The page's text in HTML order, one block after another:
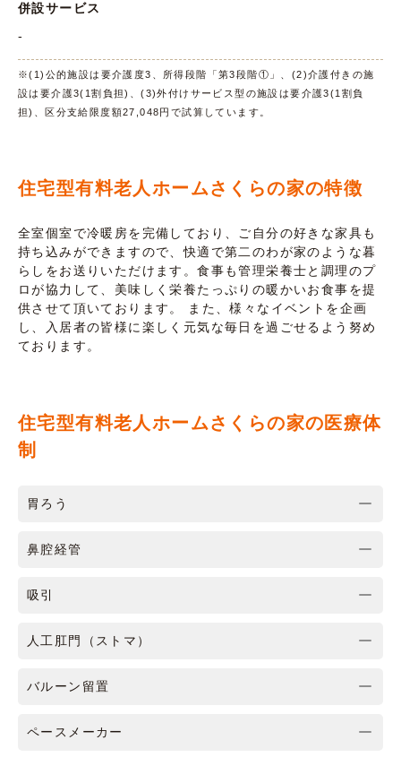
併設サービス
-
※(1)公的施設は要介護度3、所得段階「第3段階①」、(2)介護付きの施
設は要介護3(1割負担)、(3)外付けサービス型の施設は要介護3(1割負
担)、区分支給限度額27,048円で試算しています。
住宅型有料老人ホームさくらの家の特徴
全室個室で冷暖房を完備しており、ご自分の好きな家具も
持ち込みができますので、快適で第二のわが家のような暮
らしをお送りいただけます。食事も管理栄養士と調理のプ
ロが協力して、美味しく栄養たっぷりの暖かいお食事を提
供させて頂いております。 また、様々なイベントを企画
し、入居者の皆様に楽しく元気な毎日を過ごせるよう努め
ております。
住宅型有料老人ホームさくらの家の医療体
制
胃ろう
鼻腔経管
吸引
人工肛門（ストマ）
バルーン留置
ペースメーカー